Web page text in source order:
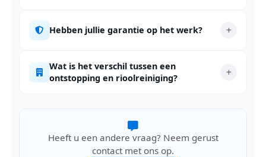
Hebben jullie garantie op het werk?
Wat is het verschil tussen een
ontstopping en rioolreiniging?
Heeft u een andere vraag? Neem gerust
contact met ons op.